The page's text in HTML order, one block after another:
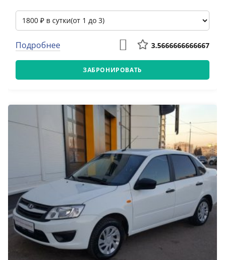
Подробнее 3.5666666666667
ЗАБРОНИРОВАТЬ